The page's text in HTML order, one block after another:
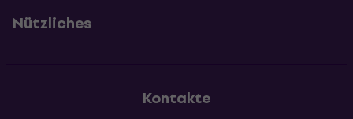
Nützliches
Kontakte